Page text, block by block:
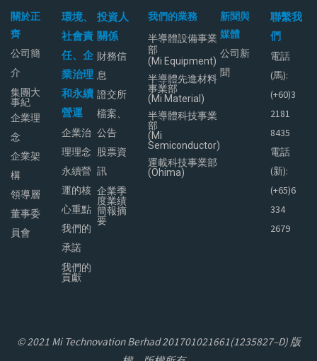
關於正
齊
公司簡
介
集團大
事紀
企業理
念
企業架
構
領導層
董事委
員會
環境、
社會責
任、企
業治理
和永續
營運
企業治
理理念
永續營
運的核
心重點
我們的
承諾
我們的
貢獻
投資人
關係
財務信
息
證交所
檔案、
公告
股票資
訊
企業季
度業績
簡報摘
要
我們的業務
半導體設備事業
部
(Mi Equipment)
半導體先進材料
事業部
(Mi Material)
半導體科技事業
部
(Mi
Semiconductor)
運載科技事業部
(Ohima)
新聞與
媒體
公司新
聞
聯繫我
們
電話
(馬):
(+60)3
2181
8435
電話
(新):
(+65)6
334
2679
© 2021 Mi Technovation Berhad 201701021661(1235827–D) 版